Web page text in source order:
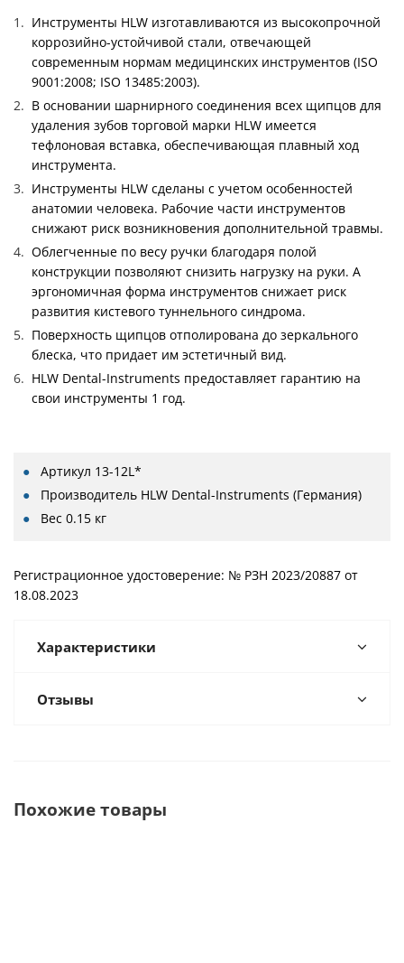
Инструменты HLW изготавливаются из высокопрочной
коррозийно-устойчивой стали, отвечающей
современным нормам медицинских инструментов (ISO
9001:2008; ISO 13485:2003).
В основании шарнирного соединения всех щипцов для
удаления зубов торговой марки HLW имеется
тефлоновая вставка, обеспечивающая плавный ход
инструмента.
Инструменты HLW сделаны с учетом особенностей
анатомии человека. Рабочие части инструментов
снижают риск возникновения дополнительной травмы.
Облегченные по весу ручки благодаря полой
конструкции позволяют снизить нагрузку на руки. А
эргономичная форма инструментов снижает риск
развития кистевого туннельного синдрома.
Поверхность щипцов отполирована до зеркального
блеска, что придает им эстетичный вид.
HLW Dental-Instruments предоставляет гарантию на
свои инструменты 1 год.
Артикул 13-12L*
Производитель HLW Dental-Instruments (Германия)
Вес 0.15 кг
Регистрационное удостоверение: № РЗН 2023/20887 от
18.08.2023
Характеристики
Отзывы
Похожие товары